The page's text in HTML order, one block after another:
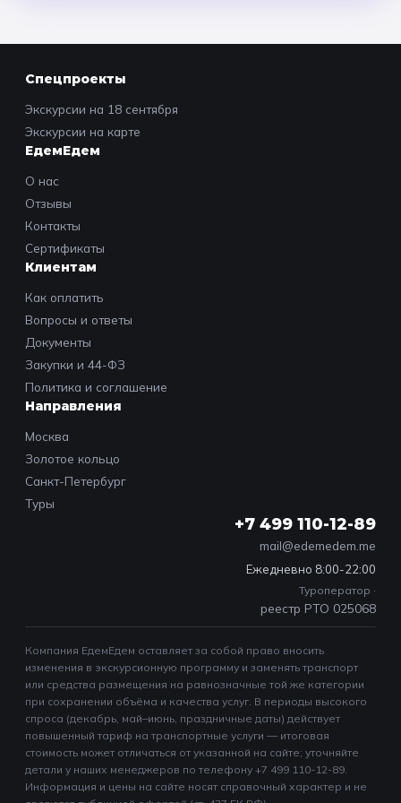
Спецпроекты
Экскурсии на 18 сентября
Экскурсии на карте
ЕдемЕдем
О нас
Отзывы
Контакты
Сертификаты
Клиентам
Как оплатить
Вопросы и ответы
Документы
Закупки и 44-ФЗ
Политика и соглашение
Направления
Москва
Золотое кольцо
Санкт-Петербург
Туры
+7 499 110-12-89
mail@edemedem.me
Ежедневно 8:00-22:00
Туроператор ·
реестр РТО 025068
Компания ЕдемЕдем оставляет за собой право вносить
изменения в экскурсионную программу и заменять транспорт
или средства размещения на равнозначные той же категории
при сохранении объёма и качества услуг. В периоды высокого
спроса (декабрь, май–июнь, праздничные даты) действует
повышенный тариф на транспортные услуги — итоговая
стоимость может отличаться от указанной на сайте; уточняйте
детали у наших менеджеров по телефону +7 499 110-12-89.
Информация и цены на сайте носят справочный характер и не